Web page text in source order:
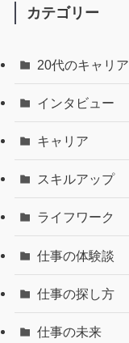
カテゴリー
20代のキャリア
インタビュー
キャリア
スキルアップ
ライフワーク
仕事の体験談
仕事の探し方
仕事の未来